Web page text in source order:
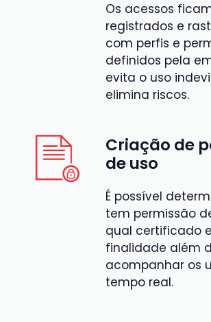
Os acessos
registrados e
com perfis e
definidos pela
evita o uso
elimina riscos.
Criação de
de uso
É possível
tem permissão
qual certificado
finalidade além
acompanhar os
tempo real.